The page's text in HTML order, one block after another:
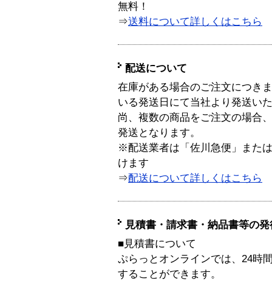
無料！
⇒送料について詳しくはこちら
配送について
在庫がある場合のご注文につき
いる発送日にて当社より発送い
尚、複数の商品をご注文の場合
発送となります。
※配送業者は「佐川急便」また
けます
⇒配送について詳しくはこちら
見積書・請求書・納品書等の
■見積書について
ぷらっとオンラインでは、24時
することができます。